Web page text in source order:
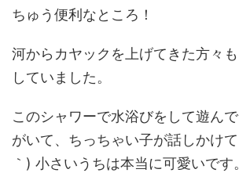
ちゅう便利なところ！
河からカヤックを上げてきた方々
していました。
このシャワーで水浴びをして遊ん
がいて、ちっちゃい子が話しかけ
｀) 小さいうちは本当に可愛いです。